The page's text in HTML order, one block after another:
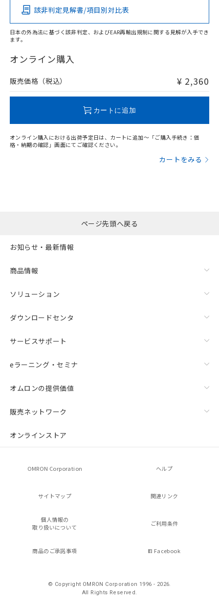
O
在庫等で未対応品が混在する可能性があります。
問い合わせください。
該非判定見解書/項目別対比表
日本の外為法に基づく該非判定、およびEAR再輸出規制に関する見解が入手でき
ます。
オンライン購入
販売価格（税込） ¥ 2,360
カートに追加
オンライン購入における出荷予定日は、カートに追加～「ご購入手続き：価
格・納期の確認」画面にてご確認ください。
カートをみる
ページ先頭へ戻る
お知らせ・最新情報
商品情報
ソリューション
ダウンロードセンタ
サービスサポート
eラーニング・セミナ
オムロンの提供価値
販売ネットワーク
オンラインストア
OMRON Corporation ヘルプ
サイトマップ 関連リンク
個人情報の
取り扱いについて
ご利用条件
商品のご承諾事項 Facebook
© Copyright OMRON Corporation 1996 - 2026.
All Rights Reserved.